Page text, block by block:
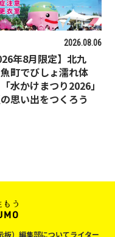
2026.08.06
年8月限定】北九
町でびしょ濡れ体
水かけまつり2026」
思い出をつくろう
） 編集部についてライター